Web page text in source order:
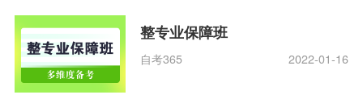
整专业保障班
自考365 2022-01-16